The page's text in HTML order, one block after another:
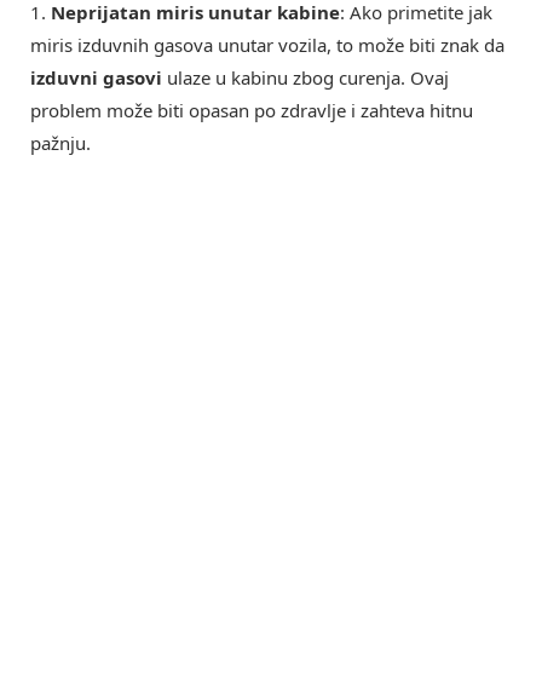
1. Neprijatan miris unutar kabine: Ako primetite jak
miris izduvnih gasova unutar vozila, to može biti znak da
izduvni gasovi ulaze u kabinu zbog curenja. Ovaj
problem može biti opasan po zdravlje i zahteva hitnu
pažnju.